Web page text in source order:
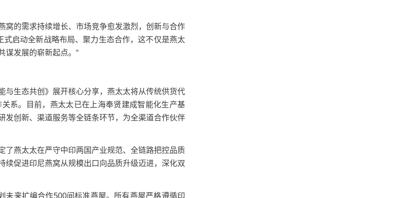
的需求持续增长、市场竞争愈发激烈，创新与合作
启动全新战略布局、聚力生态合作，这不仅是燕太
谋发展的崭新起点。“
生态共创》展开核心分享，燕太太将从传统供货代
系。目前，燕太太已在上海奉贤建成智能化生产基
发创新、渠道服务等全链条环节，为全渠道合作伙伴
燕太太在严守中印两国产业规范、全链路把控品质
促进印尼燕窝从规模出口向品质升级迈进，深化双
来扩编合作500间标准燕屋。所有燕屋严格遵循印